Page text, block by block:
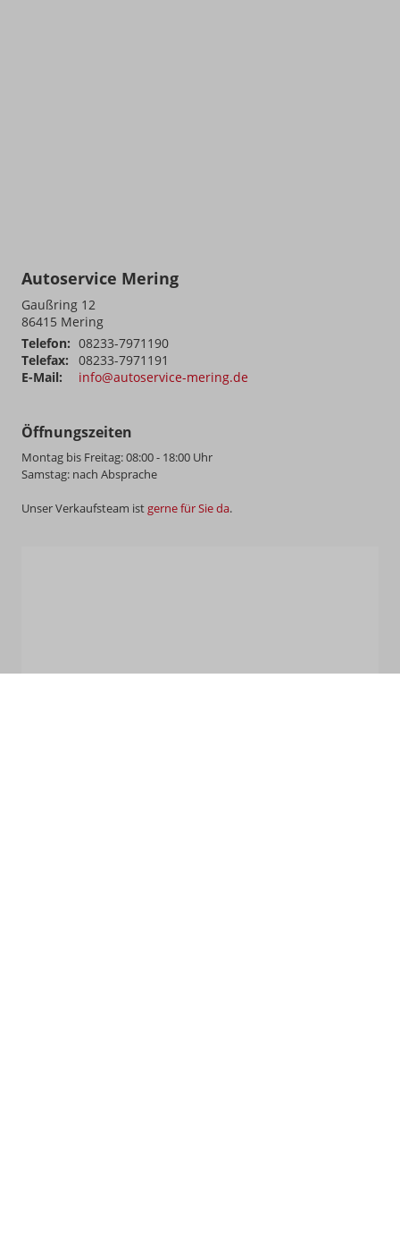
Autoservice Mering
Gaußring 12
86415 Mering
Telefon: 08233-7971190
Telefax:
08233-7971191
E-Mail:
info@autoservice-mering.de
Öffnungszeiten
Montag bis Freitag: 08:00 - 18:00 Uhr
Samstag: nach Absprache
Unser Verkaufsteam ist gerne für Sie da.